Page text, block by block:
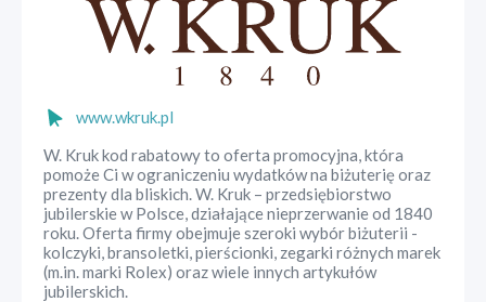
www.wkruk.pl
W. Kruk kod rabatowy to oferta promocyjna, która
pomoże Ci w ograniczeniu wydatków na biżuterię oraz
prezenty dla bliskich. W. Kruk – przedsiębiorstwo
jubilerskie w Polsce, działające nieprzerwanie od 1840
roku. Oferta firmy obejmuje szeroki wybór biżuterii -
kolczyki, bransoletki, pierścionki, zegarki różnych marek
(m.in. marki Rolex) oraz wiele innych artykułów
jubilerskich.